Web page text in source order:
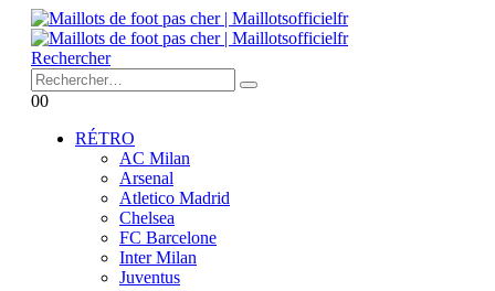
Rechercher
00
RÉTRO
AC Milan
Arsenal
Atletico Madrid
Chelsea
FC Barcelone
Inter Milan
Juventus